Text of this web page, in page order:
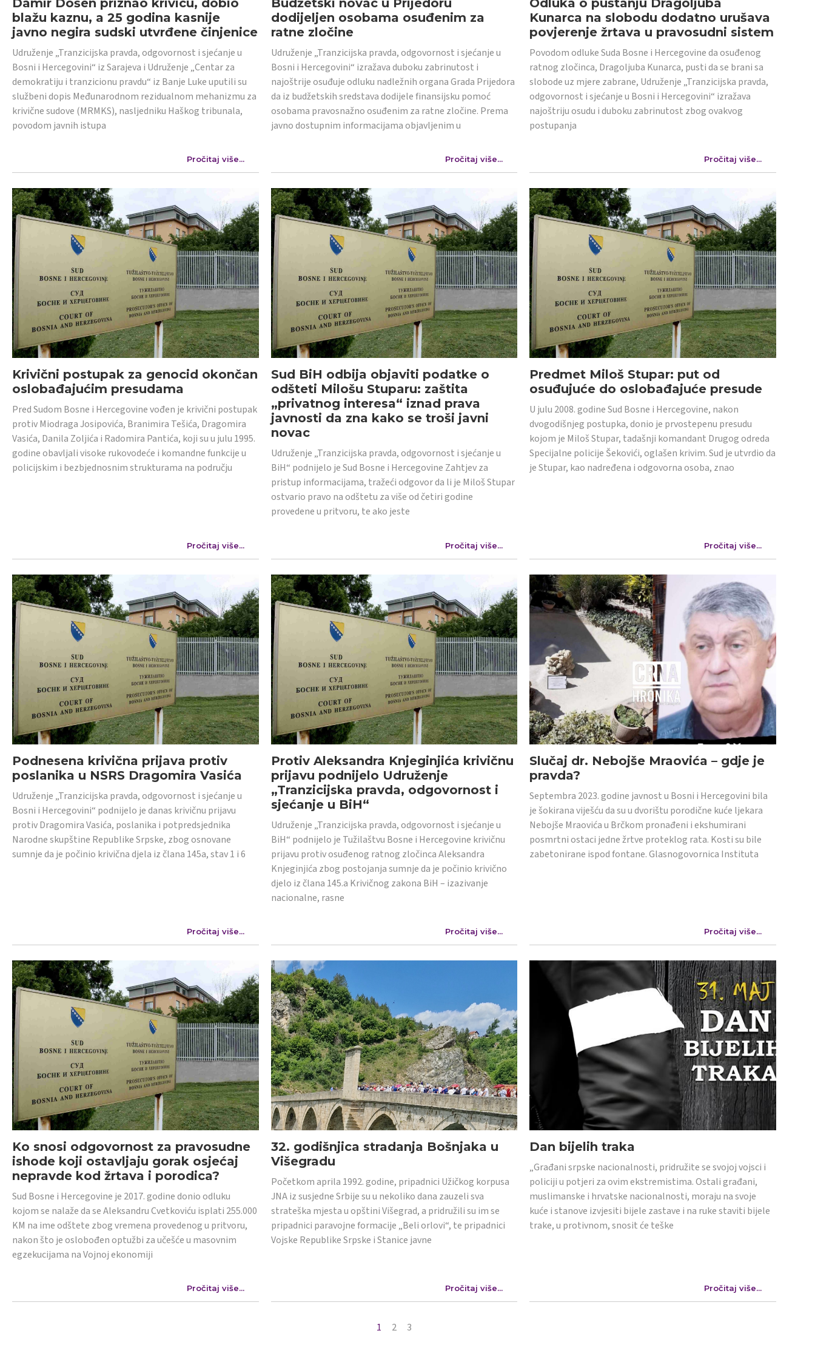
blažu kaznu, a 25 godina kasnije
javno negira sudski utvrđene činjenice
Udruženje „Tranzicijska pravda, odgovornost i sjećanje u
Bosni i Hercegovini“ iz Sarajeva i Udruženje „Centar za
demokratiju i tranzicionu pravdu“ iz Banje Luke uputili su
službeni dopis Međunarodnom rezidualnom mehanizmu za
krivične sudove (MRMKS), nasljedniku Haškog tribunala,
povodom javnih istupa
Pročitaj više...
dodijeljen osobama osuđenim za
ratne zločine
Udruženje „Tranzicijska pravda, odgovornost i sjećanje u
Bosni i Hercegovini“ izražava duboku zabrinutost i
najoštrije osuđuje odluku nadležnih organa Grada Prijedora
da iz budžetskih sredstava dodijele finansijsku pomoć
osobama pravosnažno osuđenim za ratne zločine. Prema
javno dostupnim informacijama objavljenim u
Pročitaj više...
Kunarca na slobodu dodatno urušava
povjerenje žrtava u pravosudni sistem
Povodom odluke Suda Bosne i Hercegovine da osuđenog
ratnog zločinca, Dragoljuba Kunarca, pusti da se brani sa
slobode uz mjere zabrane, Udruženje „Tranzicijska pravda,
odgovornost i sjećanje u Bosni i Hercegovini“ izražava
najoštriju osudu i duboku zabrinutost zbog ovakvog
postupanja
Pročitaj više...
Krivični postupak za genocid okončan
oslobađajućim presudama
Pred Sudom Bosne i Hercegovine vođen je krivični postupak
protiv Miodraga Josipovića, Branimira Tešića, Dragomira
Vasića, Danila Zoljića i Radomira Pantića, koji su u julu 1995.
godine obavljali visoke rukovodeće i komandne funkcije u
policijskim i bezbjednosnim strukturama na području
Pročitaj više...
Sud BiH odbija objaviti podatke o
odšteti Milošu Stuparu: zaštita
„privatnog interesa“ iznad prava
javnosti da zna kako se troši javni
novac
Udruženje „Tranzicijska pravda, odgovornost i sjećanje u
BiH“ podnijelo je Sud Bosne i Hercegovine Zahtjev za
pristup informacijama, tražeći odgovor da li je Miloš Stupar
ostvario pravo na odštetu za više od četiri godine
provedene u pritvoru, te ako jeste
Pročitaj više...
Predmet Miloš Stupar: put od
osuđujuće do oslobađajuće presude
U julu 2008. godine Sud Bosne i Hercegovine, nakon
dvogodišnjeg postupka, donio je prvostepenu presudu
kojom je Miloš Stupar, tadašnji komandant Drugog odreda
Specijalne policije Šekovići, oglašen krivim. Sud je utvrdio da
je Stupar, kao nadređena i odgovorna osoba, znao
Pročitaj više...
Podnesena krivična prijava protiv
poslanika u NSRS Dragomira Vasića
Udruženje „Tranzicijska pravda, odgovornost i sjećanje u
Bosni i Hercegovini“ podnijelo je danas krivičnu prijavu
protiv Dragomira Vasića, poslanika i potpredsjednika
Narodne skupštine Republike Srpske, zbog osnovane
sumnje da je počinio krivična djela iz člana 145a, stav 1 i 6
Pročitaj više...
Protiv Aleksandra Knjeginjića krivičnu
prijavu podnijelo Udruženje
„Tranzicijska pravda, odgovornost i
sjećanje u BiH“
Udruženje „Tranzicijska pravda, odgovornost i sjećanje u
BiH“ podnijelo je Tužilaštvu Bosne i Hercegovine krivičnu
prijavu protiv osuđenog ratnog zločinca Aleksandra
Knjeginjića zbog postojanja sumnje da je počinio krivično
djelo iz člana 145.a Krivičnog zakona BiH – izazivanje
nacionalne, rasne
Pročitaj više...
Slučaj dr. Nebojše Mraovića – gdje je
pravda?
Septembra 2023. godine javnost u Bosni i Hercegovini bila
je šokirana viješću da su u dvorištu porodične kuće ljekara
Nebojše Mraovića u Brčkom pronađeni i ekshumirani
posmrtni ostaci jedne žrtve proteklog rata. Kosti su bile
zabetonirane ispod fontane. Glasnogovornica Instituta
Pročitaj više...
Ko snosi odgovornost za pravosudne
ishode koji ostavljaju gorak osjećaj
nepravde kod žrtava i porodica?
Sud Bosne i Hercegovine je 2017. godine donio odluku
kojom se nalaže da se Aleksandru Cvetkoviću isplati 255.000
KM na ime odštete zbog vremena provedenog u pritvoru,
nakon što je oslobođen optužbi za učešće u masovnim
egzekucijama na Vojnoj ekonomiji
Pročitaj više...
32. godišnjica stradanja Bošnjaka u
Višegradu
Početkom aprila 1992. godine, pripadnici Užičkog korpusa
JNA iz susjedne Srbije su u nekoliko dana zauzeli sva
strateška mjesta u opštini Višegrad, a pridružili su im se
pripadnici paravojne formacije „Beli orlovi“, te pripadnici
Vojske Republike Srpske i Stanice javne
Pročitaj više...
Dan bijelih traka
„Građani srpske nacionalnosti, pridružite se svojoj vojsci i
policiji u potjeri za ovim ekstremistima. Ostali građani,
muslimanske i hrvatske nacionalnosti, moraju na svoje
kuće i stanove izvjesiti bijele zastave i na ruke staviti bijele
trake, u protivnom, snosit će teške
Pročitaj više...
1 2 3